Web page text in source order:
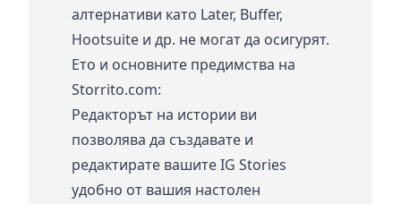
алтернативи като Later, Buffer,
Hootsuite и др. не могат да осигурят.
Ето и основните предимства на
Storrito.com:
Редакторът на истории ви
позволява да създавате и
редактирате вашите IG Stories
удобно от вашия настолен